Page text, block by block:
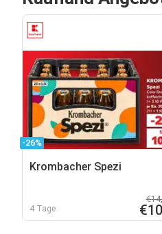
-26%
Krombacher Spezi
4 Tage